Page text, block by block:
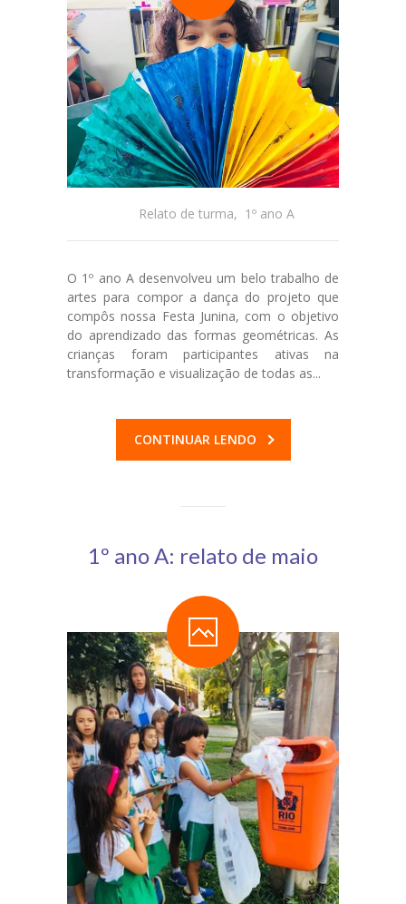
Relato de turma, 1º ano A
O 1º ano A desenvolveu um belo trabalho de
artes para compor a dança do projeto que
compôs nossa Festa Junina, com o objetivo
do aprendizado das formas geométricas. As
crianças foram participantes ativas na
transformação e visualização de todas as...
CONTINUAR LENDO
1º ano A: relato de maio